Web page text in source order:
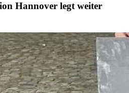
Hannover legt weiter